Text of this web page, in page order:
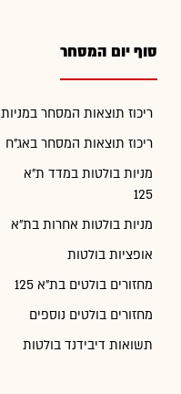
סוף יום המסחר
ריכוז תוצאות המסחר במניות
ריכוז תוצאות המסחר באג"ח
מניות בולטות במדד ת"א
125
מניות בולטות אחרות בת"א
אופציות בולטות
מחזורים בולטים בת"א 125
מחזורים בולטים נוספים
תשואות דיבידנד בולטות